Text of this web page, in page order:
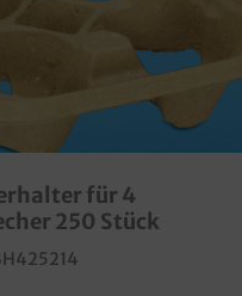
für 4
250 Stück